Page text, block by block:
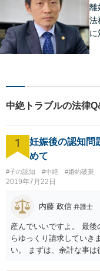
離
法
に
て
中絶トラブルの法律
1
妊娠後の認知問
めて
#子の認知 #中絶 #婚約破棄
2019年7月22日
内藤 政信 弁護士
産んでいいですよ。 最
らゆっくり請求していき
い。 まずは、余計な事